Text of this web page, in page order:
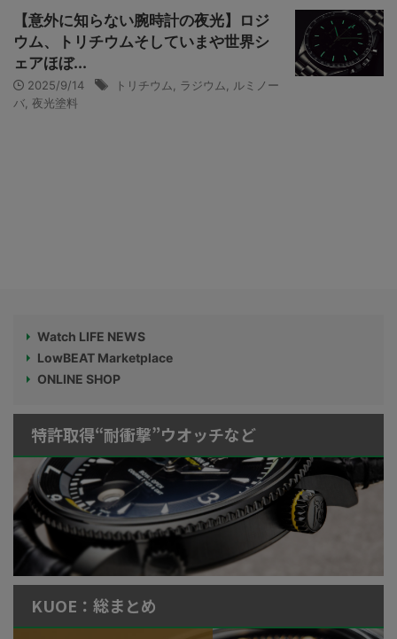
【意外に知らない腕時計の夜光】ロジ
ウム、トリチウムそしていまや世界シ
ェアほぼ...
2025/9/14 トリチウム ラジウム
ルミノー
バ 夜光塗料
Watch LIFE NEWS
LowBEAT Marketplace
ONLINE SHOP
特許取得“耐衝撃”ウオッチなど
KUOE：総まとめ